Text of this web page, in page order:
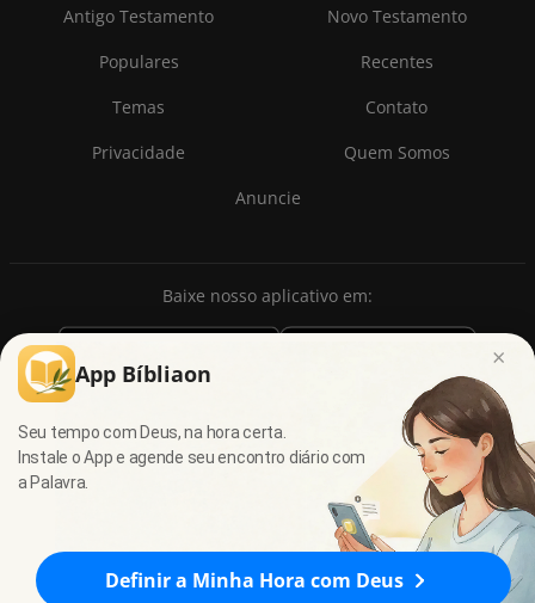
Antigo Testamento
Novo Testamento
Populares
Recentes
Temas
Contato
Privacidade
Quem Somos
Anuncie
Baixe nosso aplicativo em:
×
App Bíbliaon
Seu tempo com Deus, na hora certa.
Instale o App e agende seu encontro diário com
a Palavra.
Definir a Minha Hora com Deus